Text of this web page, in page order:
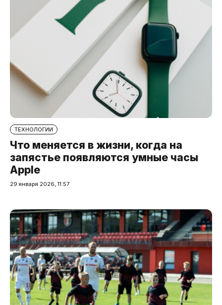
ТЕХНОЛОГИИ
Что меняется в жизни, когда на
запястье появляются умные часы
Apple
29 января 2026, 11:57